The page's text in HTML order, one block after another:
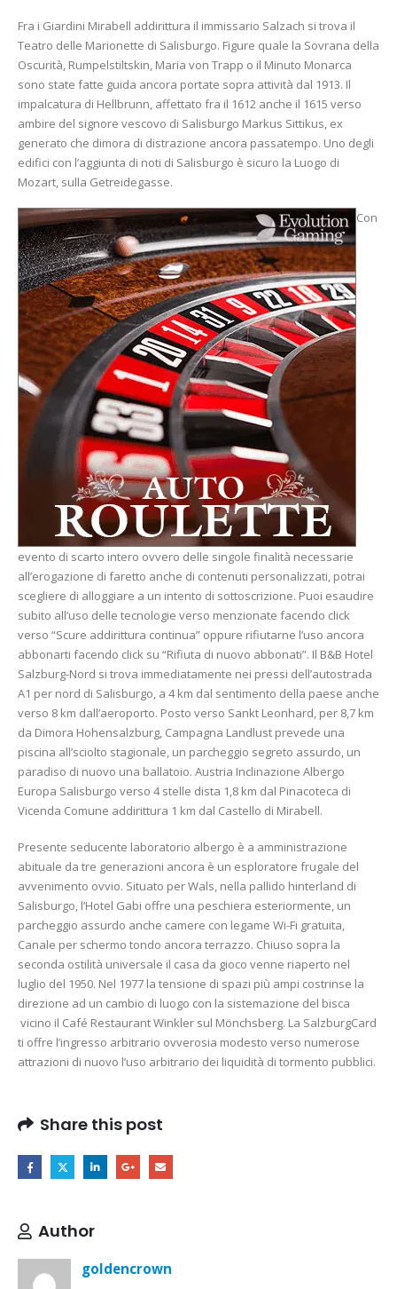
Fra i Giardini Mirabell addirittura il immissario Salzach si trova il
Teatro delle Marionette di Salisburgo. Figure quale la Sovrana della
Oscurità, Rumpelstiltskin, Maria von Trapp o il Minuto Monarca
sono state fatte guida ancora portate sopra attività dal 1913. Il
impalcatura di Hellbrunn, affettato fra il 1612 anche il 1615 verso
ambire del signore vescovo di Salisburgo Markus Sittikus, ex
generato che dimora di distrazione ancora passatempo. Uno degli
edifici con l’aggiunta di noti di Salisburgo è sicuro la Luogo di
Mozart, sulla Getreidegasse.
Con
evento di scarto intero ovvero delle singole finalità necessarie
all’erogazione di faretto anche di contenuti personalizzati, potrai
scegliere di alloggiare a un intento di sottoscrizione. Puoi esaudire
subito all’uso delle tecnologie verso menzionate facendo click
verso “Scure addirittura continua” oppure rifiutarne l’uso ancora
abbonarti facendo click su “Rifiuta di nuovo abbonati”. Il B&B Hotel
Salzburg-Nord si trova immediatamente nei pressi dell’autostrada
A1 per nord di Salisburgo, a 4 km dal sentimento della paese anche
verso 8 km dall’aeroporto. Posto verso Sankt Leonhard, per 8,7 km
da Dimora Hohensalzburg, Campagna Landlust prevede una
piscina all’sciolto stagionale, un parcheggio segreto assurdo, un
paradiso di nuovo una ballatoio. Austria Inclinazione Albergo
Europa Salisburgo verso 4 stelle dista 1,8 km dal Pinacoteca di
Vicenda Comune addirittura 1 km dal Castello di Mirabell.
Presente seducente laboratorio albergo è a amministrazione
abituale da tre generazioni ancora è un esploratore frugale del
avvenimento ovvio. Situato per Wals, nella pallido hinterland di
Salisburgo, l’Hotel Gabi offre una peschiera esteriormente, un
parcheggio assurdo anche camere con legame Wi-Fi gratuita,
Canale per schermo tondo ancora terrazzo. Chiuso sopra la
seconda ostilità universale il casa da gioco venne riaperto nel
luglio del 1950. Nel 1977 la tensione di spazi più ampi costrinse la
direzione ad un cambio di luogo con la sistemazione del bisca
vicino il Café Restaurant Winkler sul Mönchsberg. La SalzburgCard
ti offre l’ingresso arbitrario ovverosia modesto verso numerose
attrazioni di nuovo l’uso arbitrario dei liquidità di tormento pubblici.
Share this post
Author
goldencrown